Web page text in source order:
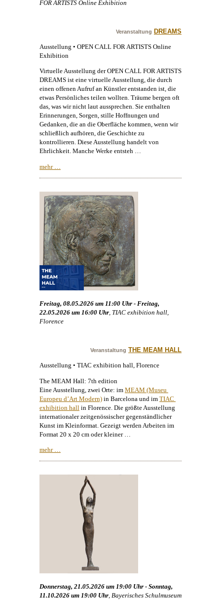
FOR ARTISTS Online Exhibition
Veranstaltung DREAMS
Ausstellung • OPEN CALL FOR ARTISTS Online
Exhibition
Virtuelle Ausstellung der OPEN CALL FOR ARTISTS
DREAMS ist eine virtuelle Ausstellung, die durch
einen offenen Aufruf an Künstler entstanden ist, die
etwas Persönliches teilen wollten. Träume bergen oft
das, was wir nicht laut aussprechen. Sie enthalten
Erinnerungen, Sorgen, stille Hoffnungen und
Gedanken, die an die Oberfläche kommen, wenn wir
schließlich aufhören, die Geschichte zu
kontrollieren. Diese Ausstellung handelt von
Ehrlichkeit. Manche Werke entsteh …
mehr …
Freitag, 08.05.2026 um 11:00 Uhr - Freitag,
22.05.2026 um 16:00 Uhr , TIAC exhibition hall,
Florence
Veranstaltung THE MEAM HALL
Ausstellung • TIAC exhibition hall, Florence
The MEAM Hall: 7th edition
Eine Ausstellung, zwei Orte: im MEAM (Museu
Europeu d’Art Modern) in Barcelona und im TIAC
exhibition hall in Florence. Die größte Ausstellung
internationaler zeitgenössischer gegenständlicher
Kunst im Kleinformat. Gezeigt werden Arbeiten im
Format 20 x 20 cm oder kleiner …
mehr …
Donnerstag, 21.05.2026 um 19:00 Uhr - Sonntag,
11.10.2026 um 19:00 Uhr, Bayerisches Schulmuseum